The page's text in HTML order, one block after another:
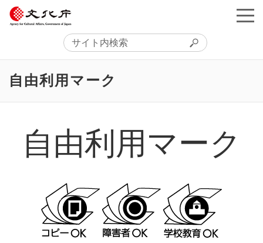
自由利用マーク
自由利用マーク